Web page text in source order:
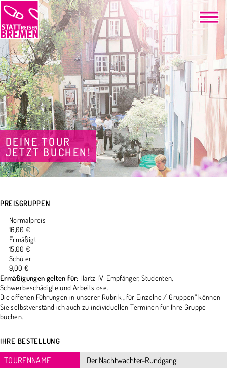
DEINE TOUR
JETZT BUCHEN!
PREISGRUPPEN
Normalpreis
16,00 €
Ermäßigt
15,00 €
Schüler
9,00 €
Ermäßigungen gelten für: Hartz IV-Empfänger, Studenten,
Schwerbeschädigte und Arbeitslose.
Die offenen Führungen in unserer Rubrik „für Einzelne / Gruppen“ können
Sie selbstverständlich auch zu individuellen Terminen für Ihre Gruppe
buchen.
IHRE BESTELLUNG
TOURENNAME